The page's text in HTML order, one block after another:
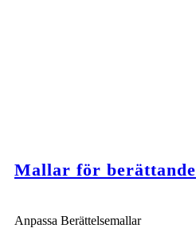
Mallar för berättande
Anpassa Berättelsemallar